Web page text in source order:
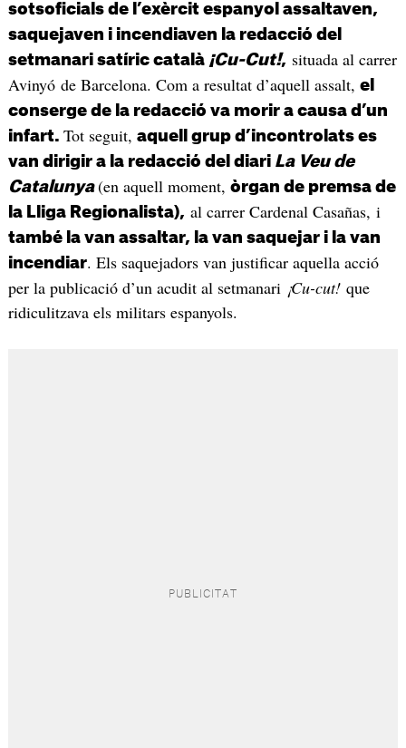
sotsoficials de l’exèrcit espanyol assaltaven,
saquejaven i incendiaven la redacció del
setmanari satíric català ¡Cu-Cut!, situada al carrer
Avinyó de Barcelona. Com a resultat d’aquell assalt, el
conserge de la redacció va morir a causa d’un
infart. Tot seguit, aquell grup d’incontrolats es
van dirigir a la redacció del diari La Veu de
Catalunya (en aquell moment, òrgan de premsa de
la Lliga Regionalista), al carrer Cardenal Casañas, i
també la van assaltar, la van saquejar i la van
incendiar. Els saquejadors van justificar aquella acció
per la publicació d’un acudit al setmanari ¡Cu-cut! que
ridiculitzava els militars espanyols.